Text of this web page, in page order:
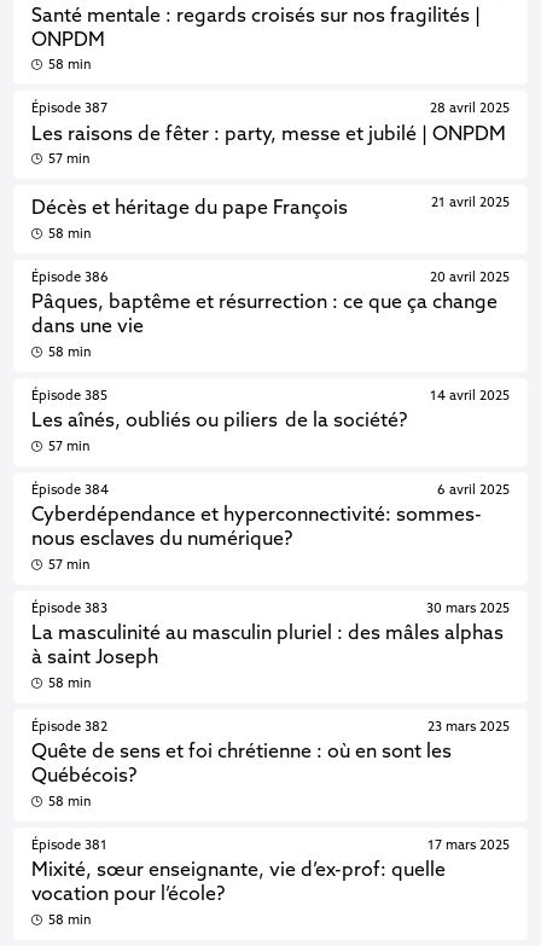
Santé mentale : regards croisés sur nos fragilités |
ONPDM
58 min
Épisode 387
Les raisons de fêter : party, messe et jubilé | ONPDM
28 avril 2025
57 min
Décès et héritage du pape François 21 avril 2025
58 min
Épisode 386
Pâques, baptême et résurrection : ce que ça change
dans une vie
20 avril 2025
58 min
Épisode 385
Les aînés, oubliés ou piliers de la société?
14 avril 2025
57 min
Épisode 384
Cyberdépendance et hyperconnectivité: sommes-
nous esclaves du numérique?
6 avril 2025
57 min
Épisode 383
La masculinité au masculin pluriel : des mâles alphas
à saint Joseph
30 mars 2025
58 min
Épisode 382
Quête de sens et foi chrétienne : où en sont les
Québécois?
23 mars 2025
58 min
Épisode 381
Mixité, sœur enseignante, vie d’ex-prof: quelle
vocation pour l’école?
17 mars 2025
58 min